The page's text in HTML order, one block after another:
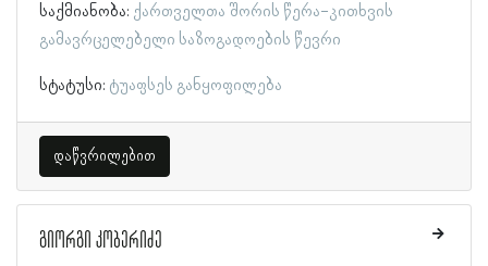
საქმიანობა: ქართველთა შორის წერა-კითხვის
გამავრცელებელი საზოგადოების წევრი
სტატუსი: ტუაფსეს განყოფილება
დაწვრილებით
გიორგი კობერიძე